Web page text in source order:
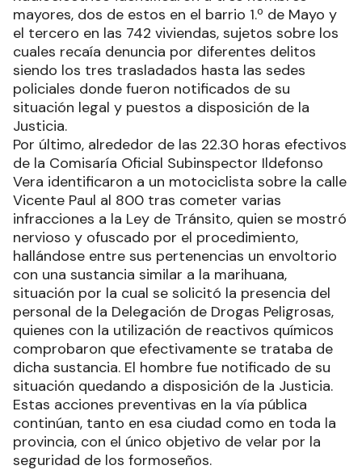
mayores, dos de estos en el barrio 1.º de Mayo y
el tercero en las 742 viviendas, sujetos sobre los
cuales recaía denuncia por diferentes delitos
siendo los tres trasladados hasta las sedes
policiales donde fueron notificados de su
situación legal y puestos a disposición de la
Justicia.
Por último, alrededor de las 22.30 horas efectivos
de la Comisaría Oficial Subinspector Ildefonso
Vera identificaron a un motociclista sobre la calle
Vicente Paul al 800 tras cometer varias
infracciones a la Ley de Tránsito, quien se mostró
nervioso y ofuscado por el procedimiento,
hallándose entre sus pertenencias un envoltorio
con una sustancia similar a la marihuana,
situación por la cual se solicitó la presencia del
personal de la Delegación de Drogas Peligrosas,
quienes con la utilización de reactivos químicos
comprobaron que efectivamente se trataba de
dicha sustancia. El hombre fue notificado de su
situación quedando a disposición de la Justicia.
Estas acciones preventivas en la vía pública
continúan, tanto en esa ciudad como en toda la
provincia, con el único objetivo de velar por la
seguridad de los formoseños.